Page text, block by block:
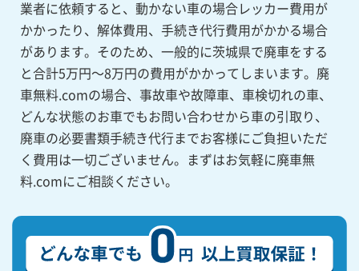
業者に依頼すると、動かない車の場合レッカー費用が
かかったり、解体費用、手続き代行費用がかかる場合
があります。そのため、一般的に茨城県で廃車をする
と合計5万円～8万円の費用がかかってしまいます。廃
車無料.comの場合、事故車や故障車、車検切れの車、
どんな状態のお車でもお問い合わせから車の引取り、
廃車の必要書類手続き代行までお客様にご負担いただ
く費用は一切ございません。まずはお気軽に廃車無
料.comにご相談ください。